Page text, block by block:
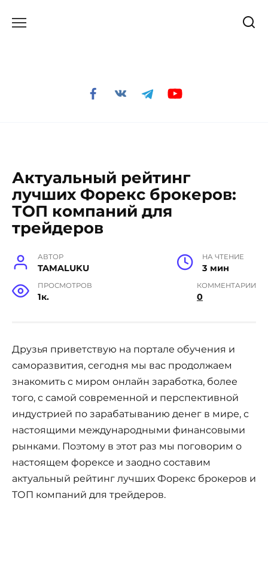
Актуальный рейтинг
лучших Форекс брокеров:
ТОП компаний для
трейдеров
АВТОР
TAMALUKU
НА ЧТЕНИЕ
3 мин
ПРОСМОТРОВ
1к.
КОММЕНТАРИИ
0
Друзья приветствую на портале обучения и
саморазвития, сегодня мы вас продолжаем
знакомить с миром онлайн заработка, более
того, с самой современной и перспективной
индустрией по зарабатыванию денег в мире, с
настоящими международными финансовыми
рынками. Поэтому в этот раз мы поговорим о
настоящем форексе и заодно составим
актуальный рейтинг лучших Форекс брокеров и
ТОП компаний для трейдеров.